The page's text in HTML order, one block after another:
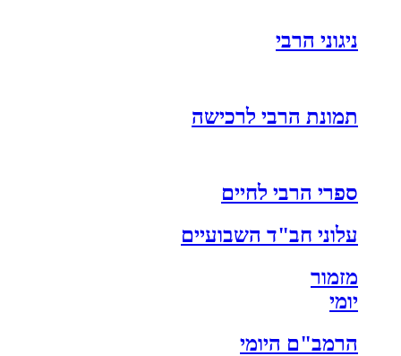
ניגוני הרבי
תמונת הרבי לרכישה
ספרי הרבי לחיים
עלוני חב"ד השבועיים
מזמור
יומי
הרמב"ם היומי